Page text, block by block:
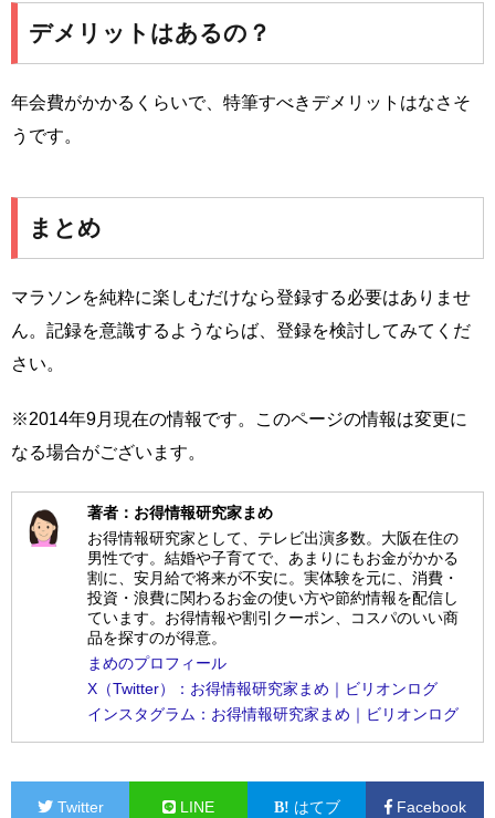
デメリットはあるの？
年会費がかかるくらいで、特筆すべきデメリットはなさそ
うです。
まとめ
マラソンを純粋に楽しむだけなら登録する必要はありませ
ん。記録を意識するようならば、登録を検討してみてくだ
さい。
※2014年9月現在の情報です。このページの情報は変更に
なる場合がございます。
著者：お得情報研究家まめ
お得情報研究家として、テレビ出演多数。大阪在住の
男性です。結婚や子育てで、あまりにもお金がかかる
割に、安月給で将来が不安に。実体験を元に、消費・
投資・浪費に関わるお金の使い方や節約情報を配信し
ています。お得情報や割引クーポン、コスパのいい商
品を探すのが得意。
まめのプロフィール
X（Twitter）：お得情報研究家まめ｜ビリオンログ
インスタグラム：お得情報研究家まめ｜ビリオンログ
Twitter LINE はてブ Facebook